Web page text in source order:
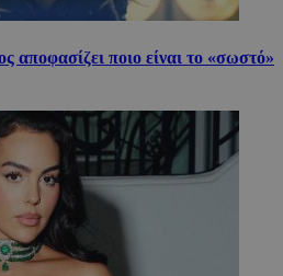
αποφασίζει ποιο είναι το «σωστό»